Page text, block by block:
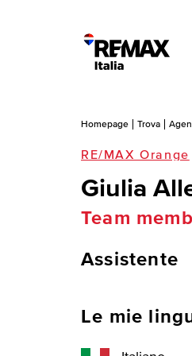
Homepage Trova
RE/MAX Orange
Giulia
Team
Assistente
Le mie